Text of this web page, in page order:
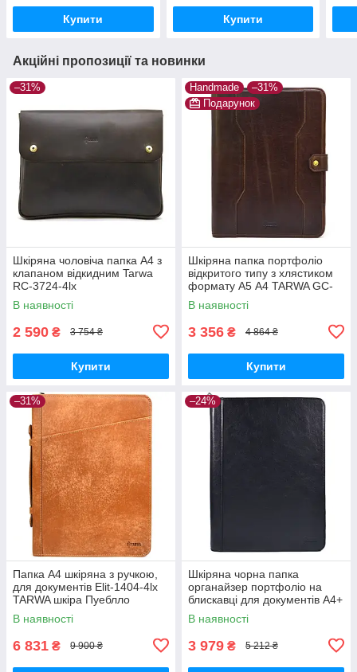
Купити Купити
Акційні пропозиції та новинки
–31%
Шкіряна чоловіча папка А4 з
клапаном відкидним Tarwa
RC-3724-4lx
В наявності
2 590 ₴ 3 754 ₴
Купити
Handmade
–31%
Подарунок
Шкіряна папка портфоліо
відкритого типу з хлястиком
формату А5 А4 TARWA GC-
2141-4lx
В наявності
3 356 ₴ 4 864 ₴
Купити
–31%
Папка A4 шкіряна з ручкою,
для документів Elit-1404-4lx
TARWA шкіра Пуеблло
В наявності
6 831 ₴ 9 900 ₴
–24%
Шкіряна чорна папка
органайзер портфоліо на
блискавці для документів А4+
TARWA GA-1295-4lx
В наявності
3 979 ₴ 5 212 ₴